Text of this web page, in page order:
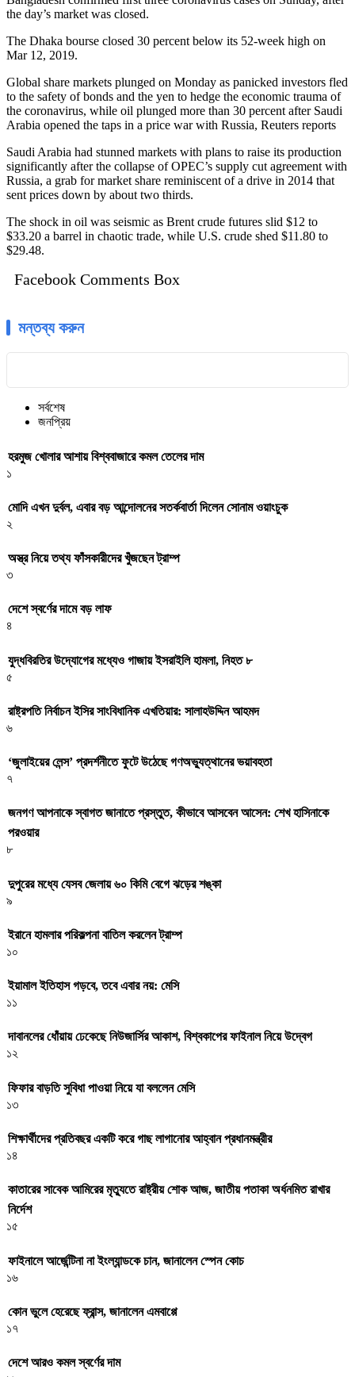
the day’s market was closed.
The Dhaka bourse closed 30 percent below its 52-week high on
Mar 12, 2019.
Global share markets plunged on Monday as panicked investors fled
to the safety of bonds and the yen to hedge the economic trauma of
the coronavirus, while oil plunged more than 30 percent after Saudi
Arabia opened the taps in a price war with Russia, Reuters reports
Saudi Arabia had stunned markets with plans to raise its production
significantly after the collapse of OPEC’s supply cut agreement with
Russia, a grab for market share reminiscent of a drive in 2014 that
sent prices down by about two thirds.
The shock in oil was seismic as Brent crude futures slid $12 to
$33.20 a barrel in chaotic trade, while U.S. crude shed $11.80 to
$29.48.
Facebook Comments Box
মন্তব্য করুন
সর্বশেষ
জনপ্রিয়
হরমুজ খোলার আশায় বিশ্ববাজারে কমল তেলের দাম
১
মোদি এখন দুর্বল, এবার বড় আন্দোলনের সতর্কবার্তা দিলেন সোনাম ওয়াংচুক
২
অস্ত্র নিয়ে তথ্য ফাঁসকারীদের খুঁজছেন ট্রাম্প
৩
দেশে স্বর্ণের দামে বড় লাফ
৪
যুদ্ধবিরতির উদ্যোগের মধ্যেও গাজায় ইসরাইলি হামলা, নিহত ৮
৫
রাষ্ট্রপতি নির্বাচন ইসির সাংবিধানিক এখতিয়ার: সালাহউদ্দিন আহমদ
৬
‘জুলাইয়ের লেন্স’ প্রদর্শনীতে ফুটে উঠেছে গণঅভ্যুত্থানের ভয়াবহতা
৭
জনগণ আপনাকে স্বাগত জানাতে প্রস্তুত, কীভাবে আসবেন আসেন: শেখ হাসিনাকে
পরওয়ার
৮
দুপুরের মধ্যে যেসব জেলায় ৬০ কিমি বেগে ঝড়ের শঙ্কা
৯
ইরানে হামলার পরিকল্পনা বাতিল করলেন ট্রাম্প
১০
ইয়ামাল ইতিহাস গড়বে, তবে এবার নয়: মেসি
১১
দাবানলের ধোঁয়ায় ঢেকেছে নিউজার্সির আকাশ, বিশ্বকাপের ফাইনাল নিয়ে উদ্বেগ
১২
ফিফার বাড়তি সুবিধা পাওয়া নিয়ে যা বললেন মেসি
১৩
শিক্ষার্থীদের প্রতিবছর একটি করে গাছ লাগানোর আহ্বান প্রধানমন্ত্রীর
১৪
কাতারের সাবেক আমিরের মৃত্যুতে রাষ্ট্রীয় শোক আজ, জাতীয় পতাকা অর্ধনমিত রাখার
নির্দেশ
১৫
ফাইনালে আর্জেন্টিনা না ইংল্যান্ডকে চান, জানালেন স্পেন কোচ
১৬
কোন ভুলে হেরেছে ফ্রান্স, জানালেন এমবাপ্পে
১৭
দেশে আরও কমল স্বর্ণের দাম